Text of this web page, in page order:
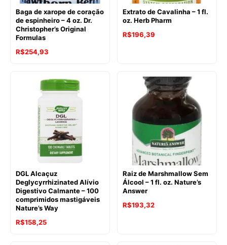
Baga de xarope de coração
de espinheiro – 4 oz. Dr.
Christopher’s Original
Formulas
R$254,93
Extrato de Cavalinha – 1 fl.
oz. Herb Pharm
R$196,39
DGL Alcaçuz
Deglycyrrhizinated Alívio
Digestivo Calmante – 100
comprimidos mastigáveis
Nature’s Way
R$158,25
Raiz de Marshmallow Sem
Álcool – 1 fl. oz. Nature’s
Answer
R$193,32